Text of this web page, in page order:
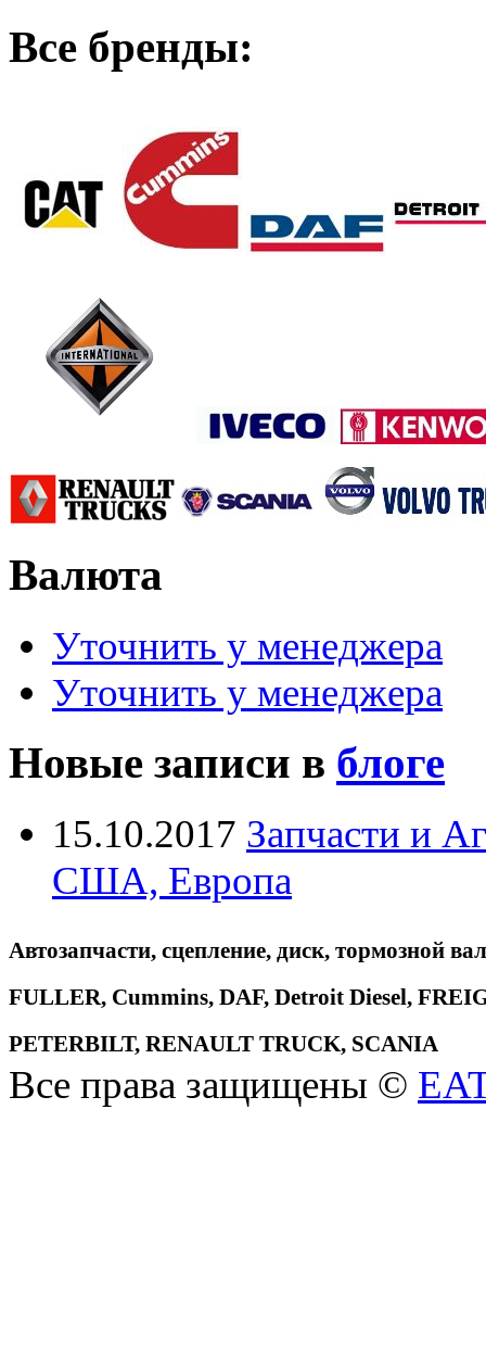
Все бренды:
Валюта
Уточнить у менеджера
Уточнить у менеджера
Новые записи в блоге
15.10.2017 Запчасти и
США, Европа
Автозапчасти, сцепление, диск, тормозной
FULLER, Cummins, DAF, Detroit Diesel,
PETERBILT, RENAULT TRUCK, SCANIA
Все права защищены ©